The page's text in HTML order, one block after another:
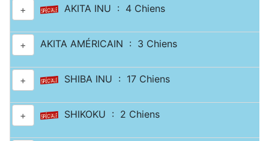
+ AKITA INU : 4 Chiens
+ AKITA AMÉRICAIN : 3 Chiens
+ SHIBA INU : 17 Chiens
+ SHIKOKU : 2 Chiens